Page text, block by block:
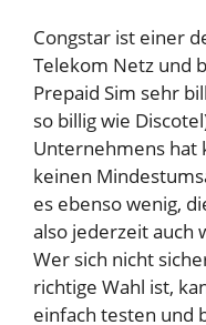
Congstar ist einer
Telekom Netz und
Prepaid Sim sehr
so billig wie
Unternehmens hat
keinen
es ebenso wenig,
also jederzeit auch
Wer sich nicht
richtige Wahl ist,
einfach testen und